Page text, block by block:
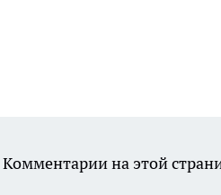
Комментарии на этой